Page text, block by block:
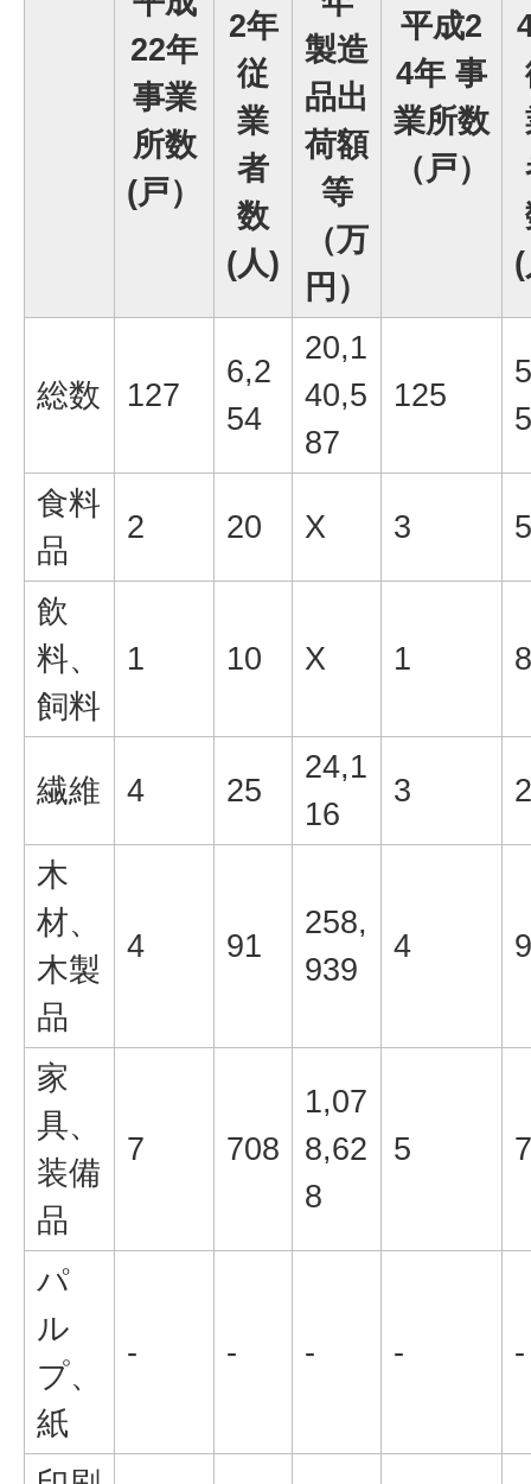
22年
事業
所数
(戸）
2年
従
業
者
数
(人)
製造
品出
荷額
等
（万
円）
平成2
4年 事
業所数
（戸）
総数 127
6,2
54
20,1
40,5
87
125
食料
品
2 20 X 3
飲
料、
飼料
1 10 X 1 8
繊維 4 25
24,1
16
3
木
材、
木製
品
4 91
258,
939
4
家
具、
装備
品
7 708
1,07
8,62
8
5
パ
ル
プ、
紙
- - - - -